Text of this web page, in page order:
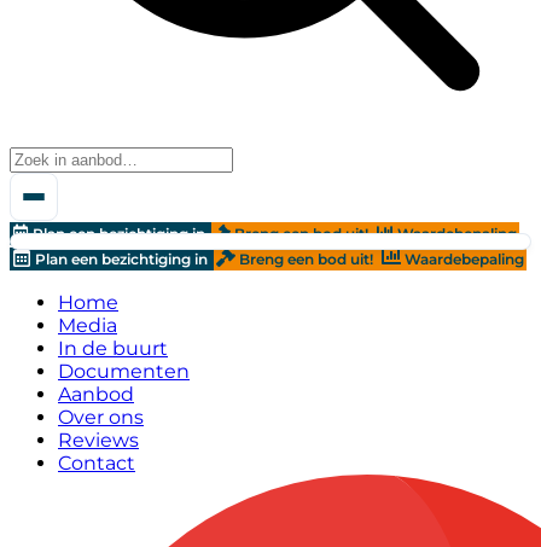
Plan een bezichtiging in Breng een bod uit!
Waardebepaling
Plan een bezichtiging in
Breng een bod uit! Waardebepaling
Home
Media
In de buurt
Documenten
Aanbod
Over ons
Reviews
Contact